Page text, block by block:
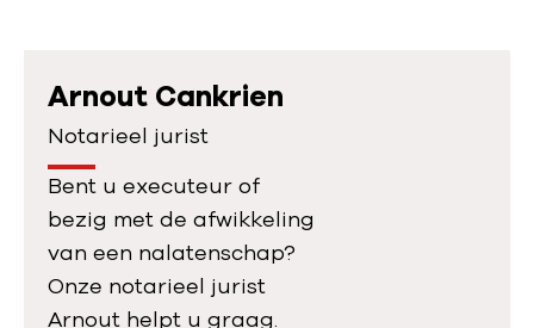
c
t
Arnout Cankrien
Notarieel jurist
Bent u executeur of
bezig met de afwikkeling
van een nalatenschap?
Onze notarieel jurist
Arnout helpt u graag.